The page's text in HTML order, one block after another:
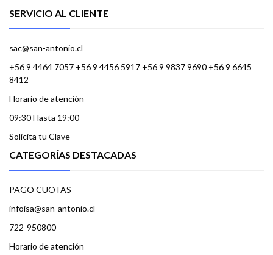
SERVICIO AL CLIENTE
sac@san-antonio.cl
+56 9 4464 7057 +56 9 4456 5917 +56 9 9837 9690 +56 9 6645
8412
Horario de atención
09:30 Hasta 19:00
Solicita tu Clave
CATEGORÍAS DESTACADAS
PAGO CUOTAS
infoisa@san-antonio.cl
722-950800
Horario de atención